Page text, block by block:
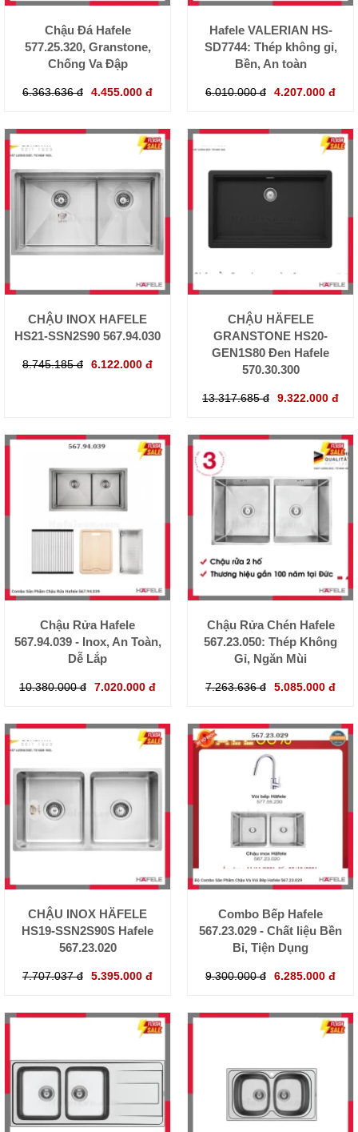
Chậu Đá Hafele
577.25.320, Granstone,
Chống Va Đập
6.363.636 đ 4.455.000 đ
Hafele VALERIAN HS-
SD7744: Thép không gỉ,
Bền, An toàn
6.010.000 đ 4.207.000 đ
CHẬU INOX HAFELE
HS21-SSN2S90 567.94.030
8.745.185 đ 6.122.000 đ
CHẬU HÄFELE
GRANSTONE HS20-
GEN1S80 Đen Hafele
570.30.300
13.317.685 đ 9.322.000 đ
Chậu Rửa Hafele
567.94.039 - Inox, An Toàn,
Dễ Lắp
10.380.000 đ 7.020.000 đ
Chậu Rửa Chén Hafele
567.23.050: Thép Không
Gỉ, Ngăn Mùi
7.263.636 đ 5.085.000 đ
CHẬU INOX HÄFELE
HS19-SSN2S90S Hafele
567.23.020
7.707.037 đ 5.395.000 đ
Combo Bếp Hafele
567.23.029 - Chất liệu Bền
Bỉ, Tiện Dụng
9.300.000 đ 6.285.000 đ